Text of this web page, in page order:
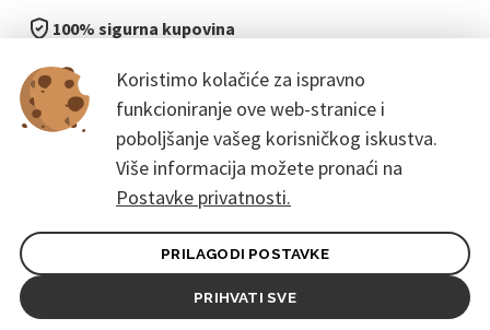
Koristimo kolačiće za ispravno
funkcioniranje ove web-stranice i
poboljšanje vašeg korisničkog iskustva.
Više informacija možete pronaći na
Postavke privatnosti.
PRILAGODI POSTAVKE
PRIHVATI SVE
100% sigurna kupovina
bez čekanja u redu
Opći uvjeti ugovora za kupce
Pravila zaštite osobnih podataka
© 2026. CoreEvent